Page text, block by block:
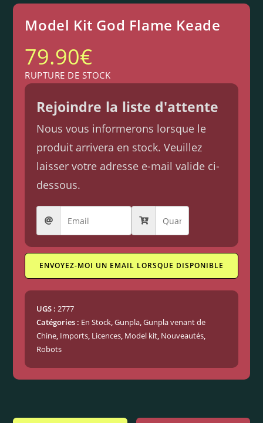
Model Kit God Flame Keade
79.90€
RUPTURE DE STOCK
Rejoindre la liste d'attente
Nous vous informerons lorsque le
produit arrivera en stock. Veuillez
laisser votre adresse e-mail valide ci-
dessous.
ENVOYEZ-MOI UN EMAIL LORSQUE DISPONIBLE
UGS :2777
Catégories : En Stock,Gunpla,Gunpla venant de
Chine, Imports, Licences, Model kit, Nouveautés,
Robots